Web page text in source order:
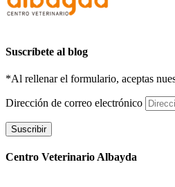
Suscríbete al blog
*Al rellenar el formulario, aceptas
Dirección de correo electrónico
Suscribir
Centro Veterinario Albayda